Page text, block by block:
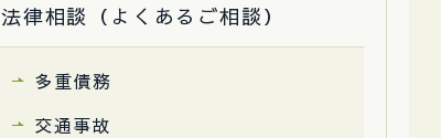
法律相談（よくあるご相談）
多重債務
交通事故